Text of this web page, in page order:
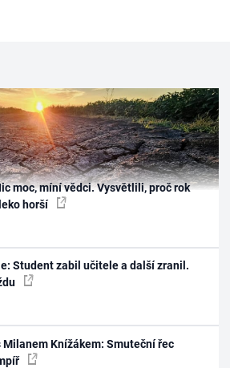
moc, míní vědci. Vysvětlili, proč rok
horší
Student zabil učitele a další zranil.
Knížákem: Smuteční řec